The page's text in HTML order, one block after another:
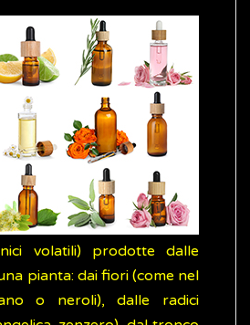
volatili) prodotte dalle
pianta: dai fiori (come nel
o neroli), dalle radici